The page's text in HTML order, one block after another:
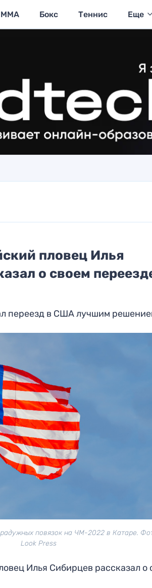
MMA Бокс Теннис Еще
пловец Илья
о своем
переезд в США лучшим
повязок на ЧМ-2022 в Катаре.
Look Press
Илья Сибирцев рассказал о